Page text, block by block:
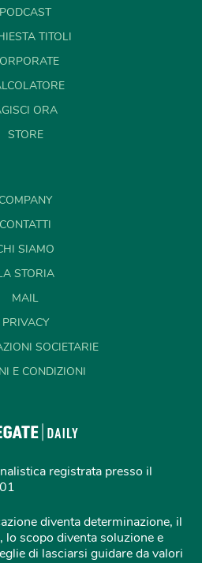
PODCAST
TITOLI
ORA
STORE
COMPANY
CONTATTI
SIAMO
STORIA
MAIL
PRIVACY
SOCIETARIE
E CONDIZIONI
registrata presso il
diventa determinazione, il
lo scopo diventa soluzione e
di lasciarsi guidare da valori